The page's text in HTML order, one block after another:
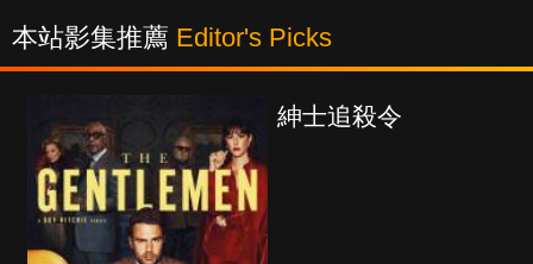
本站影集推薦 Editor's Picks
紳士追殺令